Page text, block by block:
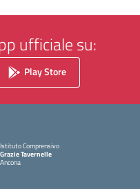
ufficiale su:
Play Store
Istituto Comprensivo
Grazie Tavernelle
Ancona